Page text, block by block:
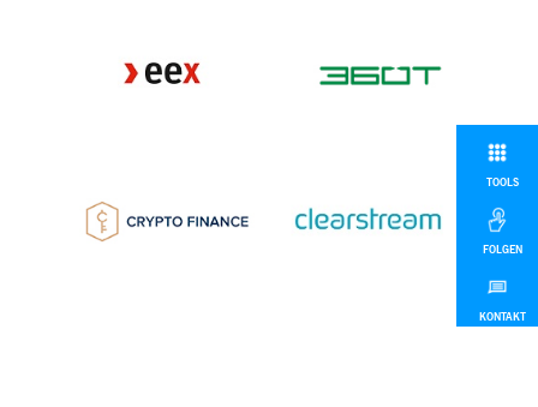
TOOLS
FOLGEN
KONTAKT